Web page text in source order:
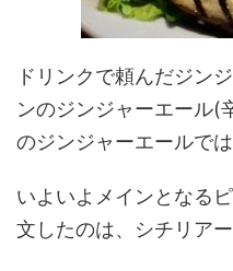
ドリンクで頼んだジン
ンのジンジャーエール(
のジンジャーエールで
いよいよメインとなる
文したのは、シチリア